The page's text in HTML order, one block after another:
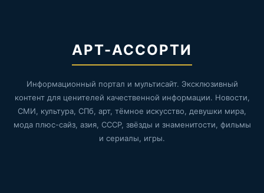
АРТ-АССОРТИ
Информационный портал и мультисайт. Эксклюзивный
контент для ценителей качественной информации. Новости,
СМИ, культура, СПб, арт, тёмное искусство, девушки мира,
мода плюс-сайз, азия, СССР, звёзды и знаменитости, фильмы
и сериалы, игры.